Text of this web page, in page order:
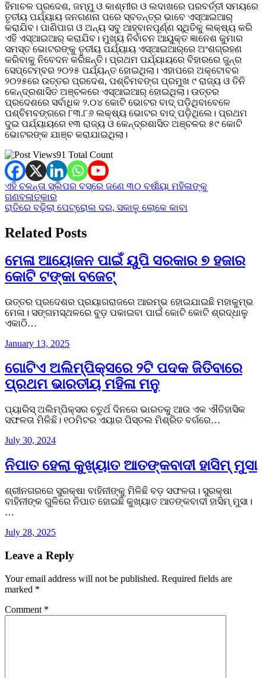
ହିମାଚଳ ପ୍ରଦେଶ, ଜମ୍ମୁ ଓ କାଶ୍ମୀର ଓ ଲଦାଖରେ ପରବର୍ତ୍ତୀ ସମୟରେ
ତୃତୀୟ ପର୍ଯ୍ୟାୟ ଜନଗଣନା ପରେ ସ୍ବତନ୍ତ୍ର ଭାବେ ଏସ୍‌ଆଇଆର୍‌
କରାଯିବ। ପାଣିପାଗ ଓ ଅନ୍ୟ ସବୁ ଆହ୍ବାନପୂର୍ଣ୍ଣ ସ୍ଥିତିକୁ ଲକ୍ଷ୍ୟ କରି
ଏହି ଏସ୍ଆଇଆର୍‌ କରାଯିବ। ମୁଖ୍ୟ ନିର୍ବାଚନ ଆୟୁକ୍ତ ଜ୍ଞାନେଶ କୁମାର
ସମସ୍ତ ଭୋଟରଙ୍କୁ ତୃତୀୟ ପର୍ଯ୍ୟାୟ ଏସ୍‌ଆଇଆର୍‌ରେ ଅଂଶଗ୍ରହଣ
କରିବାକୁ ନିବେଦନ କରିଛନ୍ତି। ପ୍ରଥମ ପର୍ଯ୍ୟାୟରେ ବିହାରରେ ଜୁନ୍‌ର
ସେପ୍ଟେମ୍ବର ୨୦୨୫ ପର୍ଯ୍ୟନ୍ତ ହୋଇଥିଲା। ଏହାପରେ ଅକ୍ଟୋବର
୨୦୨୫ରେ ଉତ୍ତର ପ୍ରଦେଶ, ପଶ୍ଚିମବଙ୍ଗ ପ୍ରମୁଖ ୯ ରାଜ୍ୟ ଓ ତିନି
କେନ୍ଦ୍ରଶାସିତ ଅଞ୍ଚଳରେ ଏସ୍ଆଇଆର୍‌ ହୋଇଥିଲା। ଉତ୍ତର
ପ୍ରଦେଶରେ ସର୍ବାଧିକ ୨.୦୪ କୋଟି ଭୋଟର ବାଦ୍‌ ପଡ଼ିଥିବାବେଳେ
ପଶ୍ଚିମବଙ୍ଗରେ ୮୩.୮୬ ଲକ୍ଷ୍ୟ ଭୋଟର ବାଦ୍‌ ପଡ଼ିଥିଲେ। ପ୍ରଥମ
ଦୁଇ ପର୍ଯ୍ୟାୟରେ ୧୩ ରାଜ୍ୟ ଓ କେନ୍ଦ୍ରଶାସିତ ଅଞ୍ଚଳର ୫୯ କୋଟି
ଭୋଟରଙ୍କ ଯାଞ୍ଚ କରାଯାଇଥିଲା।
91 Total Count
Post
navigation
ଏହି ଚଳନ୍ତା ସ୍ଲିପର ବସ୍‌ରେ ଜଣେ ୩୦ ବର୍ଷୀୟା ମହିଳାଙ୍କୁ
ଗଣବଳାତ୍କାର
ରାତିରେ ବଢ଼ିଲା ପେଟ୍ରୋଲ ଦର, ସକାଳୁ ଲୋକେ କାବା
Related Posts
ମେଳା ଆୟୋଜନ ପାଇଁ ୟୁପି ସରକାର ୭ ହଜାର
କୋଟି ଟଙ୍କା ବଜେଟ୍
ଉତ୍ତର ପ୍ରଦେଶର ପ୍ରୟାଗରାଜରେ ଆରମ୍ଭ ହୋଇଯାଇଛି ମହାକୁମ୍ଭ
ମେଳା। ସଙ୍ଗମସ୍ଥଳରେ ବୁଡ଼ ପକାଇବା ପାଇଁ କୋଟି କୋଟି ଶ୍ରଦ୍ଧାଳୁ
ଏକାଠି…
January 13, 2025
ଗୋଟିଏ ଅଲିମ୍ପିକ୍ସରେ ୨ଟି ପଦକ ଜିତିବାରେ
ପ୍ରଥମ ଭାରତୀୟ ମହିଳା ମନୁ
ପ୍ୟାରିସ୍ ଅଲିମ୍ପିକ୍ସର ଚତୁର୍ଥ ଦିନରେ ଭାରତକୁ ଆଉ ଏକ ଐତିହାସିକ
ସଫଳତା ମିଳିଛି। ୧୦ମିଟର ଏୟାର ପିସ୍ତଲ ମିଶ୍ରିତ ବର୍ଗରେ…
July 30, 2024
ନିପାତ ହେଲା କୁଖ୍ୟାତ ଆତଙ୍କବାଦୀ ହାସିମ୍‌ ମୁସା
ଶ୍ରୀନଗରରେ ସୁରକ୍ଷା ବାହିନୀଙ୍କୁ ମିଳିଛି ବଡ଼ ସଫଳତା। ସୁରକ୍ଷା
ବାହିନୀଙ୍କ ଗୁଳିରେ ନିପାତ ହୋଇଛି କୁଖ୍ୟାତ ଆତଙ୍କବାଦୀ ହାସିମ୍‌ ମୁସା।
…
July 28, 2025
Leave a Reply
Your email address will not be published. Required fields are
marked *
Comment *